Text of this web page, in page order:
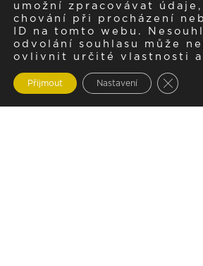
umožní zpracovávat
chování při procházení
ID na tomto webu.
odvolání souhlasu může
ovlivnit určité vlastnosti a
Přijmout Nastavení Zavřít